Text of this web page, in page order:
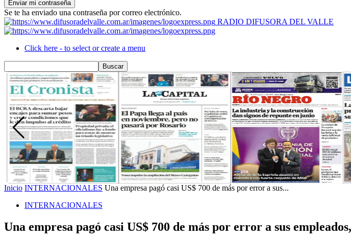
Se te ha enviado una contraseña por correo electrónico.
RADIO DIFUSORA DEL VALLE
Click here - to select or create a menu
Inicio INTERNACIONALES Una empresa pagó casi US$ 700 de más por error a sus...
INTERNACIONALES
Una empresa pagó casi US$ 700 de más por error a sus